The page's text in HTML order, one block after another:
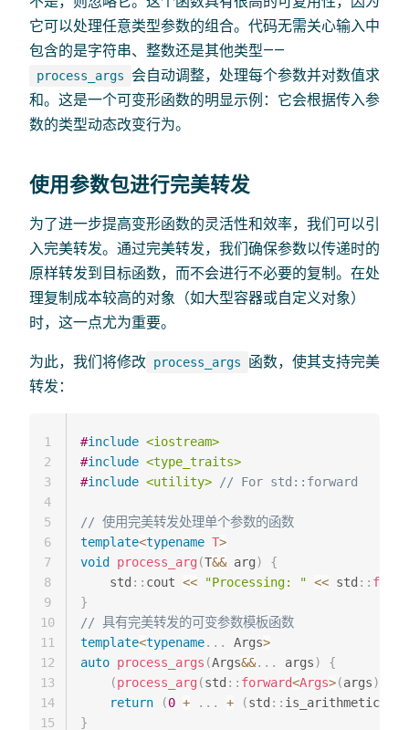
它可以处理任意类型参数的组合。代码无需关心输入中
包含的是字符串、整数还是其他类型——
process_args
会自动调整，处理每个参数并对数值求
和。这是一个可变形函数的明显示例：它会根据传入参
数的类型动态改变行为。
使用参数包进行完美转发
为了进一步提高变形函数的灵活性和效率，我们可以引
入完美转发。通过完美转发，我们确保参数以传递时的
原样转发到目标函数，而不会进行不必要的复制。在处
理复制成本较高的对象（如大型容器或自定义对象）
时，这一点尤为重要。
为此，我们将修改 process_args
函数，使其支持完美
转发：
#include <iostream>
#include <type_traits>
#include <utility> // For std::forward
// 使用完美转发处理单个参数的函数
template<typename T>
void
process_arg (T&& arg)
{
    std
:: cout << "Processing: " << std ::
}
// 具有完美转发的可变参数模板函数
template<typename. . . Args>
auto process_args (Args&&. . . args)
{
(process_arg (std :: forward<Args>(args)
return
(0 + . . . + (std :: is_arithmetic_v
}
1
2
3
4
5
6
7
8
9
10
11
12
13
14
15